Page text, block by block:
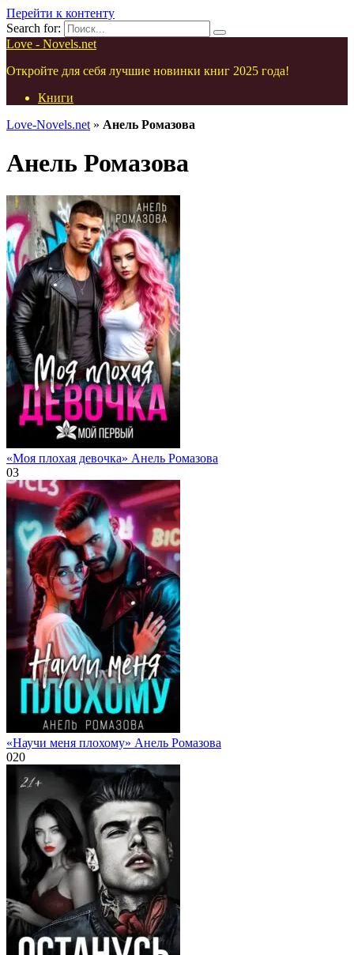
Перейти к контенту
Search for:
Love - Novels.net
Откройте для себя лучшие новинки книг 2025 года!
Книги
Love-Novels.net » Анель Ромазова
Анель Ромазова
«Моя плохая девочка» Анель Ромазова
03
«Научи меня плохому» Анель Ромазова
020